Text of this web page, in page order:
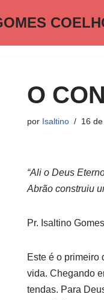
O
por Isaltino 16
“Ali o Deus
Abrão construiu
Pr. Isaltino
Este é o primeiro
vida. Chegando
tendas. Para